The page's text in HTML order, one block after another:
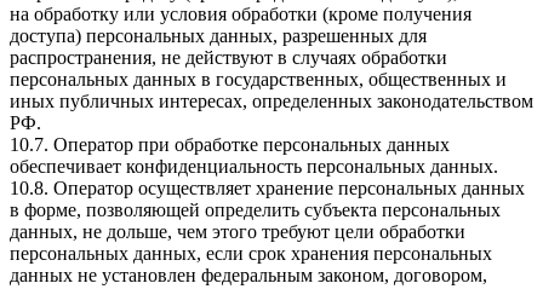
на обработку или условия обработки (кроме получения
доступа) персональных данных, разрешенных для
распространения, не действуют в случаях обработки
персональных данных в государственных, общественных и
иных публичных интересах, определенных законодательством
РФ.
10.7. Оператор при обработке персональных данных
обеспечивает конфиденциальность персональных данных.
10.8. Оператор осуществляет хранение персональных данных
в форме, позволяющей определить субъекта персональных
данных, не дольше, чем этого требуют цели обработки
персональных данных, если срок хранения персональных
данных не установлен федеральным законом, договором,